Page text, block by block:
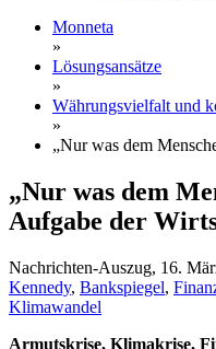
Monneta
»
Lösungsansätze
»
Währungsvielfalt und
»
„Nur was dem
„Nur was dem
Aufgabe der
Nachrichten-Auszug, 16.
Kennedy, Bankspiegel,
Klimawandel
Armutskrise, Klimakrise,